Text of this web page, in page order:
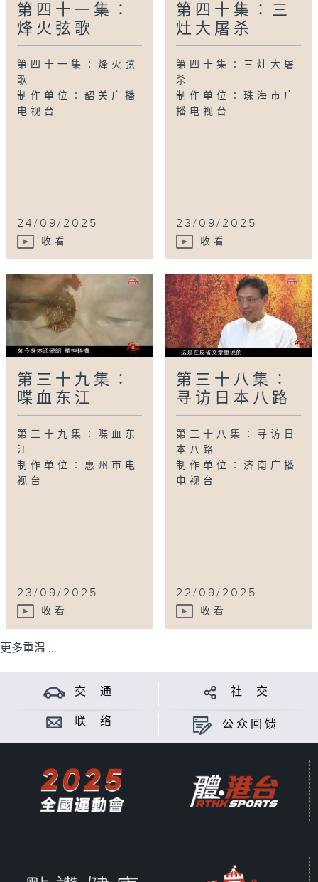
第四十一集∶
烽火弦歌
第四十一集∶烽火弦
歌
制作单位∶韶关广播
电视台
24/09/2025
收看
第四十集∶三
灶大屠杀
第四十集∶三灶大屠
杀
制作单位∶珠海市广
播电视台
23/09/2025
收看
第三十九集∶
喋血东江
第三十九集∶喋血东
江
制作单位∶惠州市电
视台
23/09/2025
收看
第三十八集∶
寻访日本八路
第三十八集∶寻访日
本八路
制作单位∶济南广播
电视台
22/09/2025
收看
更多重温 ...
交 通 社 交
联 络 公众回馈